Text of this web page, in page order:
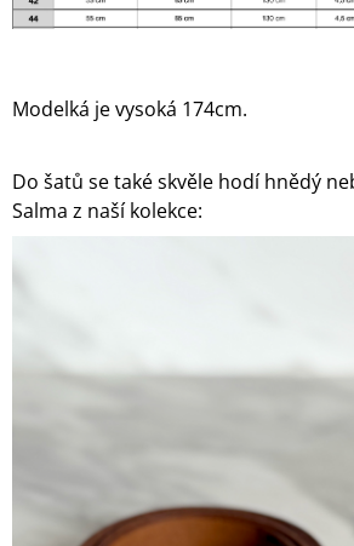
Modelká je vysoká 174cm.
Do šatů se také skvěle hodí hnědý
Salma z naší kolekce: